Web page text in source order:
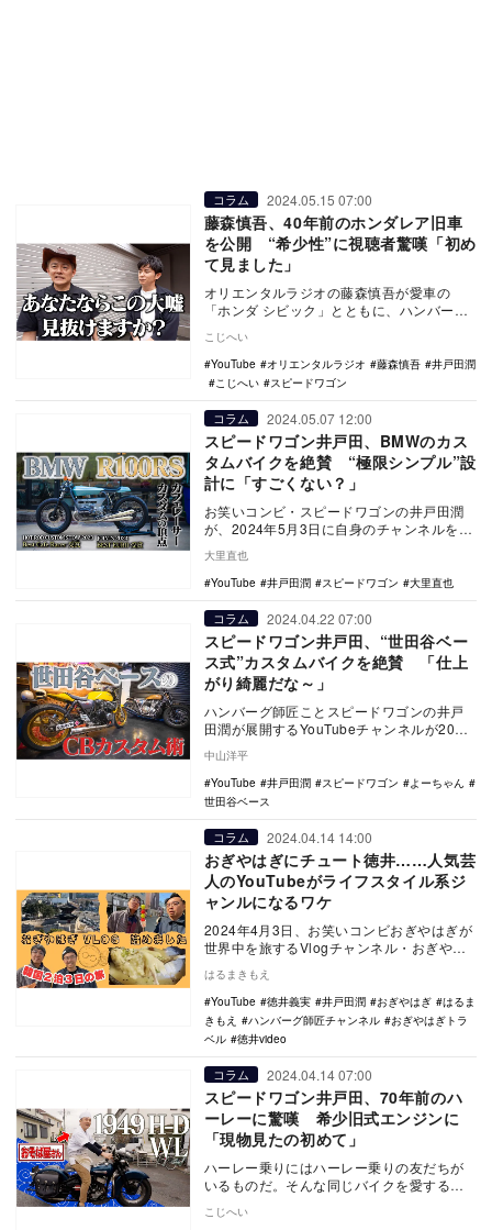
コラム 2024.05.15 07:00
藤森慎吾、40年前のホンダレア旧車
を公開 “希少性”に視聴者驚嘆「初め
て見ました」
オリエンタルラジオの藤森慎吾が愛車の
「ホンダ シビック」とともに、ハンバーグ
YouTube動画…
こじへい
YouTube
オリエンタルラジオ 藤森慎吾
井戸田潤
こじへい
スピードワゴン
コラム 2024.05.07 12:00
スピードワゴン井戸田、BMWのカス
タムバイクを絶賛 “極限シンプル”設
計に「すごくない？」
お笑いコンビ・スピードワゴンの井戸田潤
が、2024年5月3日に自身のチャンネルを更
紹…
大里直也
YouTube
井戸田潤 スピードワゴン 大里直也
コラム 2024.04.22 07:00
スピードワゴン井戸田、“世田谷ベー
ス式”カスタムバイクを絶賛 「仕上
がり綺麗だな～」
ハンバーグ師匠ことスピードワゴンの井戸
田潤が展開するYouTubeチャンネルが2024
年4月19日に更新され、この動画の中で、
所…
中山洋平
YouTube
井戸田潤 スピードワゴン
よーちゃん
世田谷ベース
コラム 2024.04.14 14:00
おぎやはぎにチュート徳井……人気芸
人のYouTubeがライフスタイル系ジ
ャンルになるワケ
2024年4月3日、お笑いコンビおぎやはぎが
世界中を旅するVlogチャンネル・おぎやは
は“…
はるまきもえ
YouTube
徳井義実 井戸田潤 おぎやはぎ
はるま
きもえ
ハンバーグ師匠チャンネル
おぎやはぎトラ
ベル
徳井video
コラム 2024.04.14 07:00
スピードワゴン井戸田、70年前のハ
ーレーに驚嘆 希少旧式エンジンに
「現物見たの初めて」
ハーレー乗りにはハーレー乗りの友だちが
いるものだ。そんな同じバイクを愛する者
師匠”こと…
こじへい